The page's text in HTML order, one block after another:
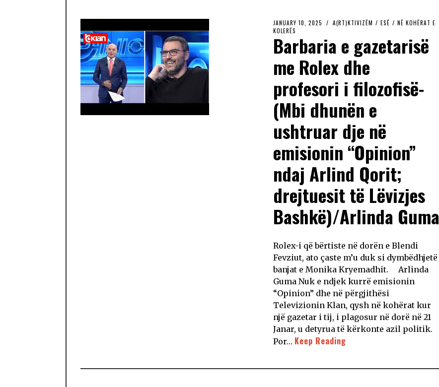
JANUARY 10, 2025 A(RT)KTIVIZËM / ESÉ / NË KOHËRAT E
KOLERËS
Barbaria e gazetarisë
me Rolex dhe
profesori i filozofisë-
(Mbi dhunën e
ushtruar dje në
emisionin “Opinion”
ndaj Arlind Qorit;
drejtuesit të Lëvizjes
Bashkë)/Arlinda Guma
Rolex-i që bërtiste në dorën e Blendi
Fevziut, ato çaste m’u duk si dymbëdhjetë
banjat e Monika Kryemadhit. Arlinda
Guma Nuk e ndjek kurrë emisionin
“Opinion” dhe në përgjithësi
Televizionin Klan, qysh në kohërat kur
një gazetar i tij, i plagosur në dorë në 21
Janar, u detyrua të kërkonte azil politik.
Por… Keep Reading